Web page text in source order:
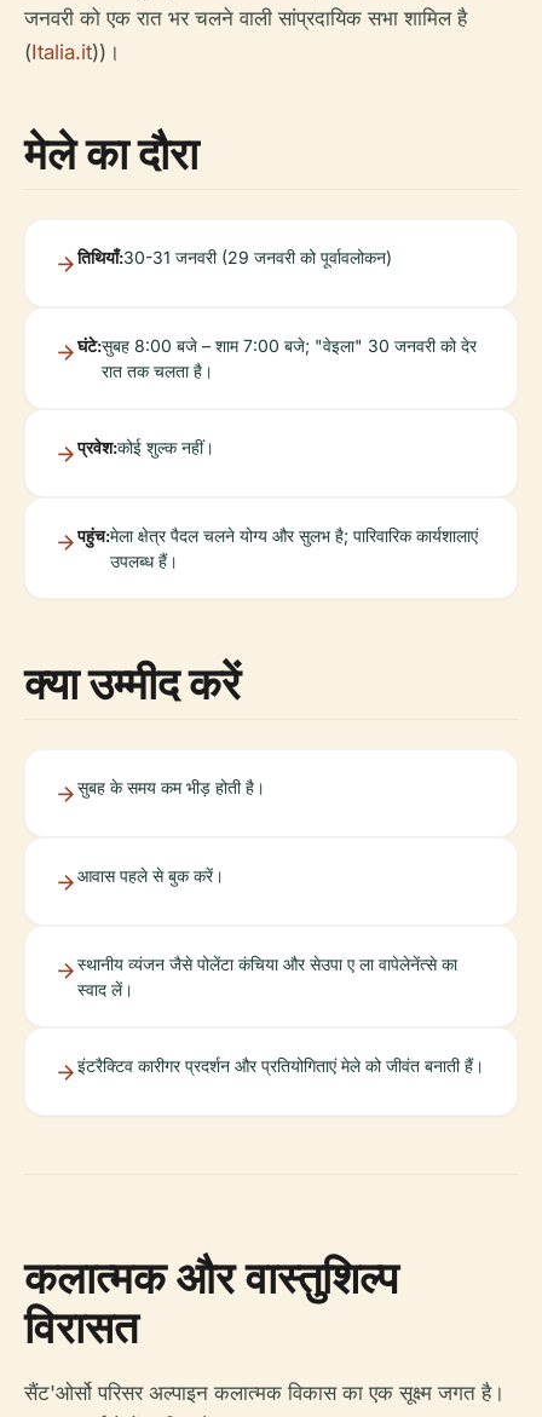
जनवरी को एक रात भर चलने वाली सांप्रदायिक सभा शामिल है
(Italia.it))।
मेले का दौरा
तिथियाँ:30-31 जनवरी (29 जनवरी को पूर्वावलोकन)
घंटे:सुबह 8:00 बजे – शाम 7:00 बजे; "वेइला" 30 जनवरी को देर
रात तक चलता है।
प्रवेश:कोई शुल्क नहीं।
पहुंच:मेला क्षेत्र पैदल चलने योग्य और सुलभ है; पारिवारिक कार्यशालाएं
उपलब्ध हैं।
क्या उम्मीद करें
सुबह के समय कम भीड़ होती है।
आवास पहले से बुक करें।
स्थानीय व्यंजन जैसे पोलेंटा कंचिया और सेउपा ए ला वापेलेनेंत्से का
स्वाद लें।
इंटरैक्टिव कारीगर प्रदर्शन और प्रतियोगिताएं मेले को जीवंत बनाती हैं।
कलात्मक और वास्तुशिल्प
विरासत
सैंट'ओर्सो परिसर अल्पाइन कलात्मक विकास का एक सूक्ष्म जगत है।